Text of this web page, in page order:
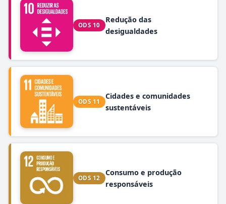
ODS 10
Redução das
desigualdades
ODS 11
Cidades e comunidades
sustentáveis
ODS 12
Consumo e produção
responsáveis